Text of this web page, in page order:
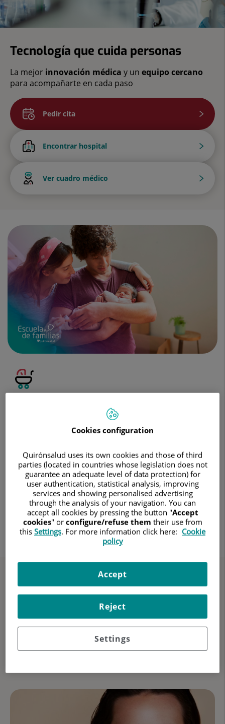
Tecnología que cuida personas
La mejor innovación médica y un equipo cercano
para acompañarte en cada paso
Pedir cita
Encontrar hospital
Ver cuadro médico
familias
Escuela de familias
Descubre nuestros videos paraaprender sobre
resolver dudas sobre lasalud y el bienestar de los
más pequeños.
Porque ser padre o madre es aprender cada día.
Incluso cuando no sea fácil.
Ver contenidos
Primero, tu salud
Losmejores hospitales, latecnologíamás avanzada
y más de52.000 profesionalesa tu disposición.
Cookies configuration
Quirónsalud uses its own cookies and those of third
parties (located in countries whose legislation does not
guarantee an adequate level of data protection) for
user authentication, statistical analysis, improving
services and showing personalised advertising
through the analysis of your navigation. You can
accept all cookies by pressing the button "Accept
cookies" or configure/refuse them their use from
this Settings. For more information click here: Cookie
policy
Settings
Reject
Accept